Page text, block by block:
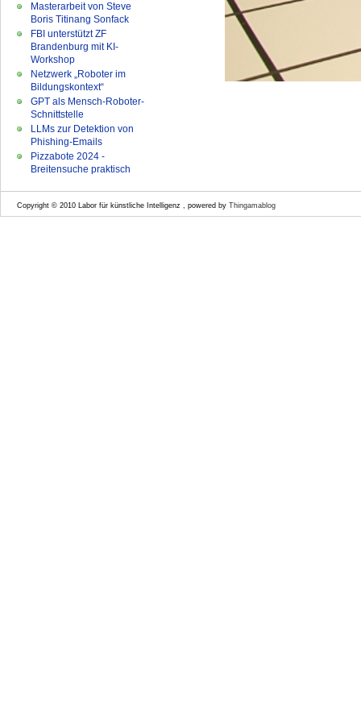
Masterarbeit von Steve
Boris Titinang Sonfack
FBI unterstützt ZF
Brandenburg mit KI-
Workshop
Netzwerk „Roboter im
Bildungskontext“
GPT als Mensch-Roboter-
Schnittstelle
LLMs zur Detektion von
Phishing-Emails
Pizzabote 2024 -
Breitensuche praktisch
Copyright © 2010 Labor für künstliche Intelligenz , powered by Thingamablog